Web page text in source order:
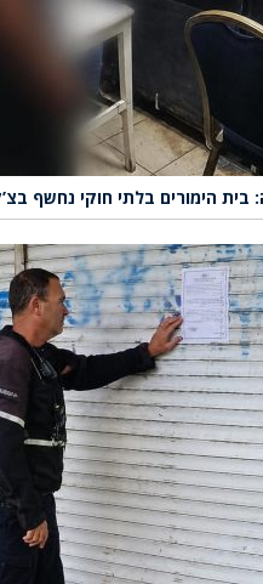
הימורים בלתי חוקי נחשף בצ’ק